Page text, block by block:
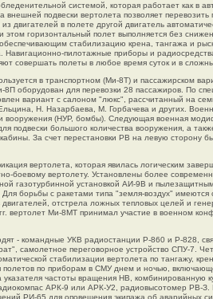
системой, которая работает как в
подвески вертолета позволяет перевозить
двигателей в полете другой двигатель
горизонтальный полет выполняется без
стабилизацию крена, тангажа и
Навигационно-пилотажные приборы и
совершать полеты в любое время суток и в
в транспортном (Ми-8Т) и пассажирском
оборудован для перевозки 28 пассажиров. По
вариант с салоном "люкс", рассчитанный на
Н. Назарбаева, М. Горбачева и других.
вооружения (НУР, бомбы). Следующая военная
подвески большого количества вооружения, а
кабины. За счет перестановки РВ на левую сторону
вертолета, которая явилась логическим
боевому вертолету. Установлены более
газотурбинной установкой АИ-9В и
Для борьбы с ракетами типа "земля-воздух" имеются
двигателей, отстрела ложных тепловых целей и
вертолет Ми-8МТ принимал участие в военном
- командные УКВ радиостанции Р-860 и Р-828,
самолетное переговорное устройство СПУ-7.
стабилизации вертолета по тангажу,
полетов по приборам в СМУ днем и ночью,
указателя частоты вращения НВ, комбинированную
АРК-9 или АРК-У2, радиовысотомер РВ-
РИ-65 для оповещения экипажа об аварийных